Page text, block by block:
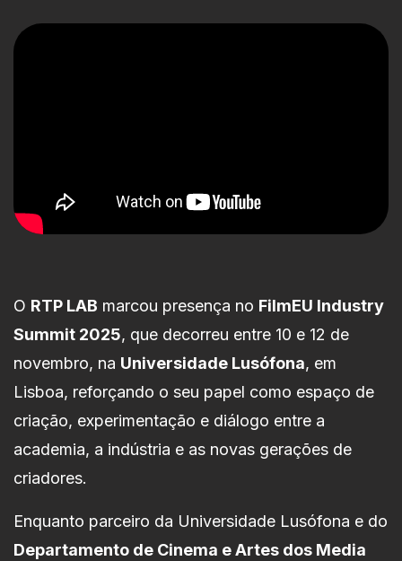
O RTP LAB marcou presença no FilmEU Industry
Summit 2025, que decorreu entre 10 e 12 de
novembro, na Universidade Lusófona, em
Lisboa, reforçando o seu papel como espaço de
criação, experimentação e diálogo entre a
academia, a indústria e as novas gerações de
criadores.
Enquanto parceiro da Universidade Lusófona e do
Departamento de Cinema e Artes dos Media